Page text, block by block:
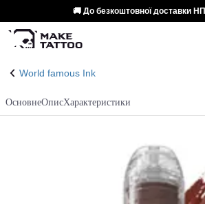
🚚 До безкоштовної доставки НП
World famous Ink
ОсновнеОписХарактеристики